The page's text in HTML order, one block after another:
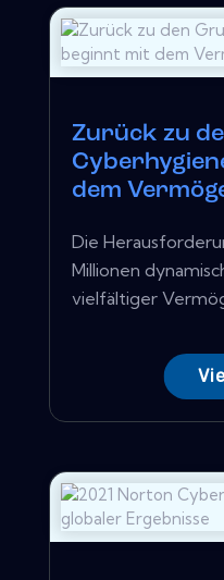
Zurück zu
dem
Die
Millionen
vielfältiger